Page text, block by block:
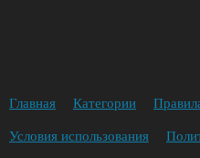
Главная Категории
Условия использования